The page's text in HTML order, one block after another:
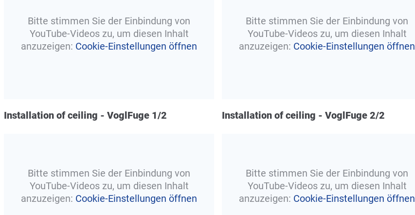
Bitte stimmen Sie der Einbindung von
YouTube-Videos zu, um diesen Inhalt
anzuzeigen: Cookie-Einstellungen öffnen
Bitte stimmen Sie der Einbindung von
YouTube-Videos zu, um diesen Inhalt
anzuzeigen: Cookie-Einstellungen öffnen
Installation of ceiling - VoglFuge 1/2
Bitte stimmen Sie der Einbindung von
YouTube-Videos zu, um diesen Inhalt
anzuzeigen: Cookie-Einstellungen öffnen
Installation of ceiling - VoglFuge 2/2
Bitte stimmen Sie der Einbindung von
YouTube-Videos zu, um diesen Inhalt
anzuzeigen: Cookie-Einstellungen öffnen